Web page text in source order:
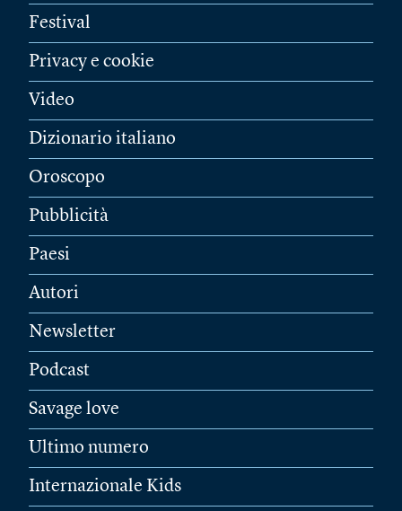
Festival
Privacy e cookie
Video
Dizionario italiano
Oroscopo
Pubblicità
Paesi
Autori
Newsletter
Podcast
Savage love
Ultimo numero
Internazionale Kids